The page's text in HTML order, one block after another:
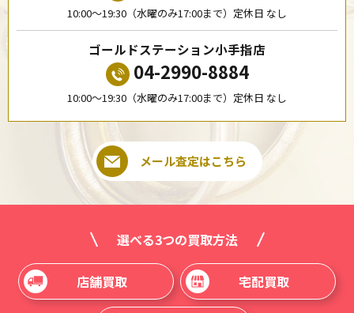
10:00〜19:30（水曜のみ17:00まで）定休日 なし
ゴールドステーション小手指店
04-2990-8884
10:00〜19:30（水曜のみ17:00まで）定休日 なし
メール査定はこちら
選べる3つの買取方法
店舗買取 宅配買取